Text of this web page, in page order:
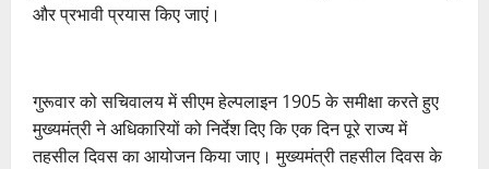
और प्रभावी प्रयास किए जाएं।
गुरूवार को सचिवालय में सीएम हेल्पलाइन 1905 के समीक्षा करते हुए
मुख्यमंत्री ने अधिकारियों को निर्देश दिए कि एक दिन पूरे राज्य में
तहसील दिवस का आयोजन किया जाए। मुख्यमंत्री तहसील दिवस के